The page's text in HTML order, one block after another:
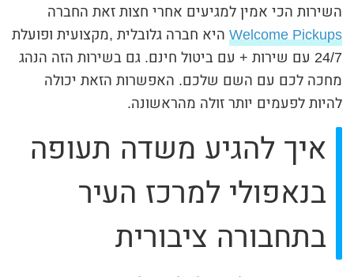
השירות הכי אמין למגיעים אחרי חצות זאת החברה
Welcome Pickups היא חברה גלובלית ,מקצועית ופועלת
24/7 עם שירות + עם ביטול חינם. גם בשירות הזה הנהג
מחכה לכם עם השם שלכם. האפשרות הזאת יכולה
להיות לפעמים יותר זולה מהראשונה.
איך להגיע משדה תעופה
בנאפולי למרכז העיר
בתחבורה ציבורית